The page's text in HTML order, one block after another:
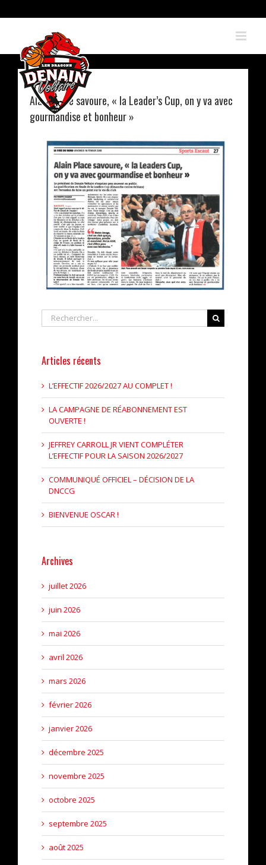
to
Alain Place savoure, « la Leader’s Cup, on y va avec
gourmandise et bonheur »
Rechercher
Articles récents
L’EFFECTIF 2026/2027 AU COMPLET !
LA CAMPAGNE DE RÉABONNEMENT EST
OUVERTE !
JEFFREY CARROLL JR VIENT COMPLÉTER
L’EFFECTIF POUR LA SAISON 2026/2027
COMMUNIQUÉ OFFICIEL – DÉCISION DE LA
DNCCG
BIENVENUE OSCAR !
Archives
juillet 2026
juin 2026
mai 2026
avril 2026
mars 2026
février 2026
janvier 2026
décembre 2025
novembre 2025
octobre 2025
septembre 2025
août 2025